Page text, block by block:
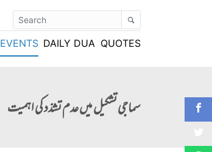
EVENTS DAILY DUA QUOTES
سماجی تشکیل میں عدم تشدّد کی اہمیت